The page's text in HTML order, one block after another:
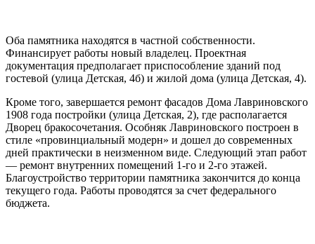
Оба памятника находятся в частной собственности.
Финансирует работы новый владелец. Проектная
документация предполагает приспособление зданий под
гостевой (улица Детская, 4б) и жилой дома (улица Детская, 4).
Кроме того, завершается ремонт фасадов Дома Лавриновского
1908 года постройки (улица Детская, 2), где располагается
Дворец бракосочетания. Особняк Лавриновского построен в
стиле «провинциальный модерн» и дошел до современных
дней практически в неизменном виде. Следующий этап работ
— ремонт внутренних помещений 1-го и 2-го этажей.
Благоустройство территории памятника закончится до конца
текущего года. Работы проводятся за счет федерального
бюджета.